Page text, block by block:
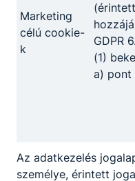
Marketing
célú cookie-
k
GDPR
(1)
a) pont
Az adatkezelés
személye, érintett